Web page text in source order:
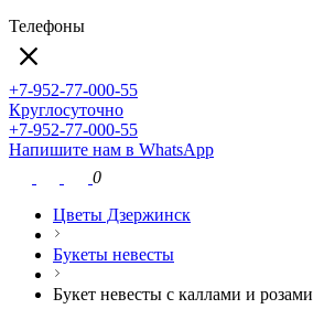
Телефоны
+7-952-77-000-55
Круглосуточно
+7-952-77-000-55
Напишите нам в WhatsApp
0
Цветы Дзержинск
Букеты невесты
Букет невесты с каллами и розами